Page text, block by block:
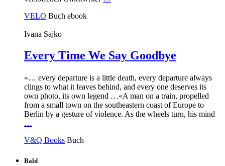
VELO Buch ebook
Ivana Sajko
Every Time We Say Goodbye
»… every departure is a little death, every departure always
clings to what it leaves behind, and every one deserves its
own photo, its own legend …«A man on a train, propelled
from a small town on the southeastern coast of Europe to
Berlin by a gesture of violence. As the wheels turn, his mind
…
V&Q Books Buch
Bald